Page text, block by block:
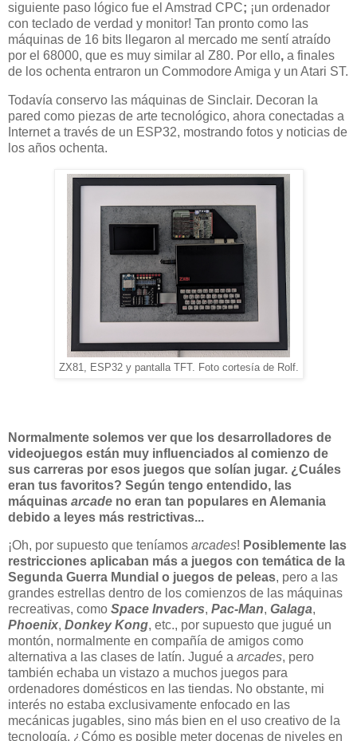
siguiente paso lógico fue el Amstrad CPC; ¡un ordenador
con teclado de verdad y monitor! Tan pronto como las
máquinas de 16 bits llegaron al mercado me sentí atraído
por el 68000, que es muy similar al Z80. Por ello, a finales
de los ochenta entraron un Commodore Amiga y un Atari ST.
Todavía conservo las máquinas de Sinclair. Decoran la
pared como piezas de arte tecnológico, ahora conectadas a
Internet a través de un ESP32, mostrando fotos y noticias de
los años ochenta.
ZX81, ESP32 y pantalla TFT. Foto cortesía de Rolf.
Normalmente solemos ver que los desarrolladores de
videojuegos están muy influenciados al comienzo de
sus carreras por esos juegos que solían jugar. ¿Cuáles
eran tus favoritos? Según tengo entendido, las
máquinas arcade no eran tan populares en Alemania
debido a leyes más restrictivas...
¡Oh, por supuesto que teníamos arcades! Posiblemente las
restricciones aplicaban más a juegos con temática de la
Segunda Guerra Mundial o juegos de peleas, pero a las
grandes estrellas dentro de los comienzos de las máquinas
recreativas, como Space Invaders, Pac-Man, Galaga,
Phoenix, Donkey Kong, etc., por supuesto que jugué un
montón, normalmente en compañía de amigos como
alternativa a las clases de latín. Jugué a arcades, pero
también echaba un vistazo a muchos juegos para
ordenadores domésticos en las tiendas. No obstante, mi
interés no estaba exclusivamente enfocado en las
mecánicas jugables, sino más bien en el uso creativo de la
tecnología. ¿Cómo es posible meter docenas de niveles en